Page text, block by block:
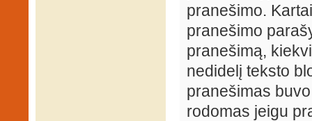
pranešimo.
pranešimo
pranešimą,
nedidelį teksto
pranešimas
rodomas jeigu